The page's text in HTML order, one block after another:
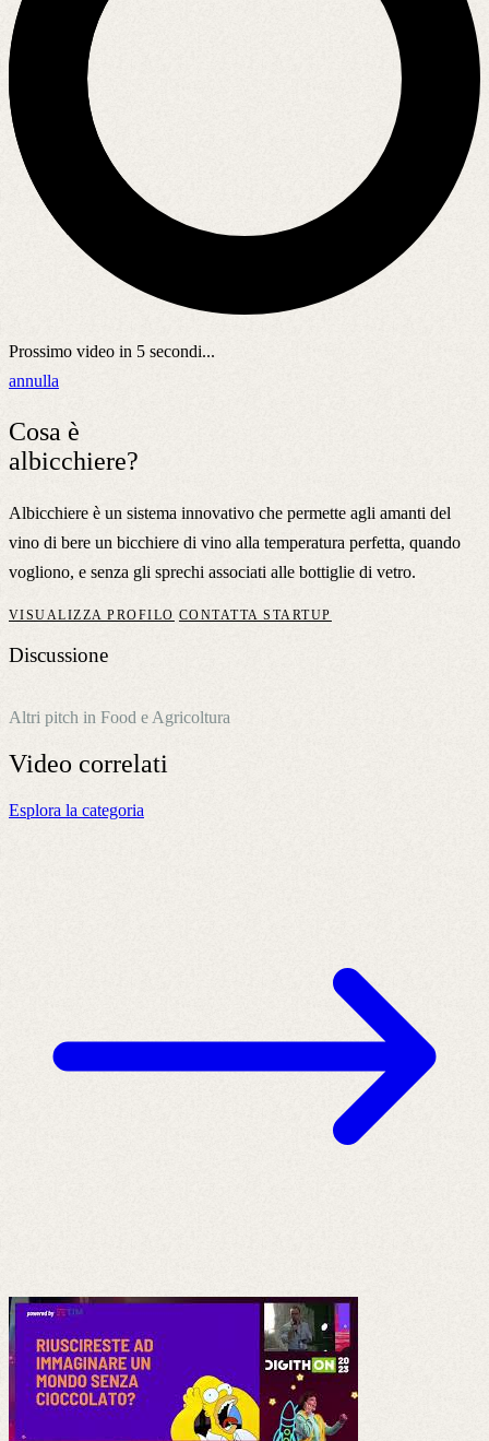
Prossimo video in 5 secondi...
annulla
Cosa è
albicchiere?
Albicchiere è un sistema innovativo che permette agli amanti del
vino di bere un bicchiere di vino alla temperatura perfetta, quando
vogliono, e senza gli sprechi associati alle bottiglie di vetro.
VISUALIZZA PROFILO CONTATTA STARTUP
Discussione
Altri pitch in Food e Agricoltura
Video correlati
Esplora la categoria